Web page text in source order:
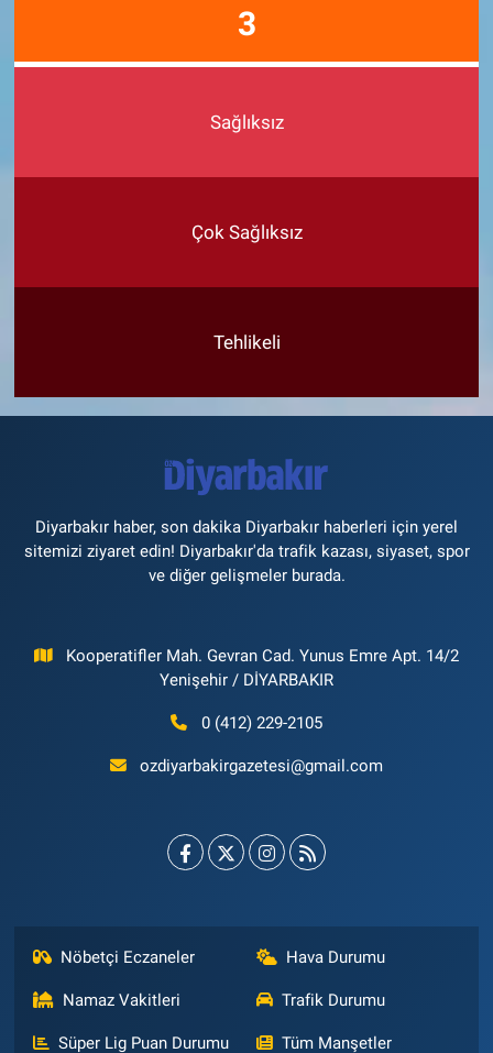
3
Sağlıksız
Çok Sağlıksız
Tehlikeli
Diyarbakır haber, son dakika Diyarbakır haberleri için yerel
sitemizi ziyaret edin! Diyarbakır'da trafik kazası, siyaset, spor
ve diğer gelişmeler burada.
Kooperatifler Mah. Gevran Cad. Yunus Emre Apt. 14/2
Yenişehir / DİYARBAKIR
0 (412) 229-2105
ozdiyarbakirgazetesi@gmail.com
Nöbetçi Eczaneler Hava Durumu
Namaz Vakitleri Trafik Durumu
Süper Lig Puan Durumu Tüm Manşetler